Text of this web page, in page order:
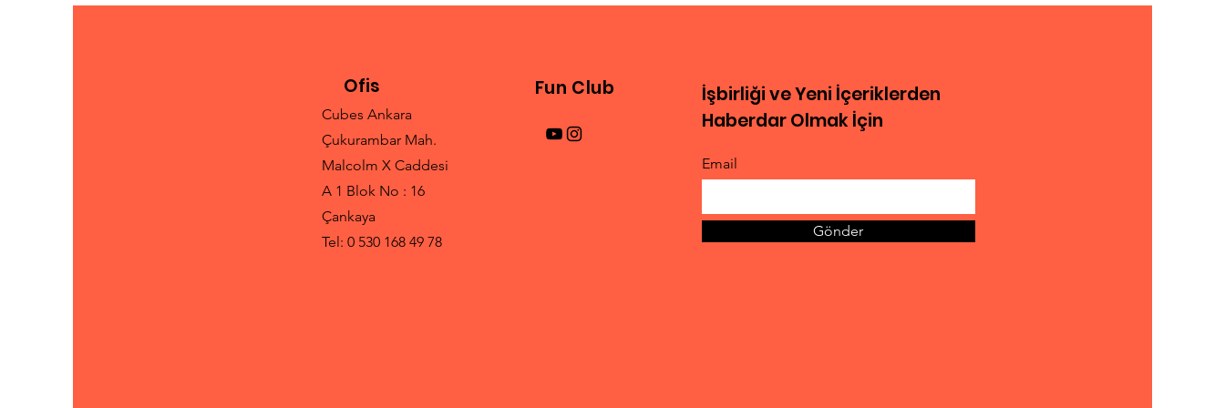
Yeni Gelişmeler
Ofis
Cubes Ankara
Çukurambar Mah.
Malcolm X Caddesi
A 1 Blok No : 16
Çankaya
Tel: 0 530 168 49 78
Fun Club
İşbirliği ve Yeni İçeriklerden
Haberdar Olmak İçin
Email
Gönder